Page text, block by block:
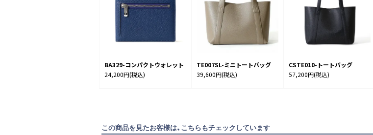
BA329-コンパクトウォレット
24,200円(税込)
TE007SL-ミニトートバッグ
39,600円(税込)
CSTE010-トートバッグ
57,200円(税込)
この商品を見たお客様は、こちらもチェックしています